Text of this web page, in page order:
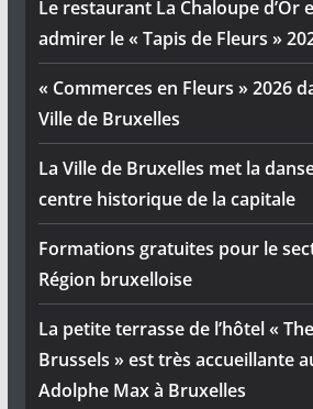
Le restaurant La Chaloupe d’Or
admirer le « Tapis de Fleurs »
« Commerces en Fleurs » 2026
Ville de Bruxelles
La Ville de Bruxelles met la
centre historique de la capitale
Formations gratuites pour le
Région bruxelloise
La petite terrasse de l’hôtel «
Brussels » est très accueillante
Adolphe Max à Bruxelles